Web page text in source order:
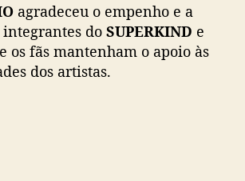
agradeceu o empenho e a
integrantes do SUPERKIND e
os fãs mantenham o apoio às
dos artistas.